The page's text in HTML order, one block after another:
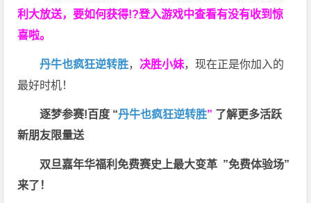
利大放送，要如何获得!?登入游戏中查看有没有收到惊
喜啦。
丹牛也疯狂逆转胜， 决胜小妹，现在正是你加入的
最好时机！
逐梦参赛!百度 “丹牛也疯狂逆转胜” 了解更多活跃
新朋友限量送
双旦嘉年华福利免费赛史上最大变革 ”免费体验场”
来了！